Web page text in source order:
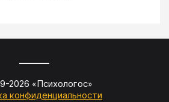
2026 «Психологос»
конфиденциальности